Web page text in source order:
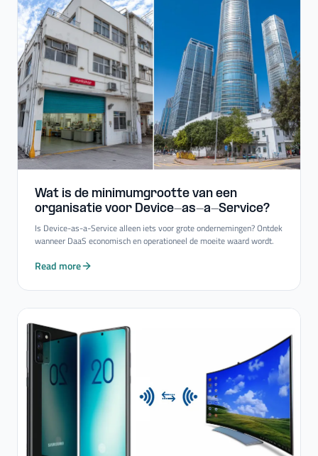
Wat is de minimumgrootte van een
organisatie voor Device-​as-​a-​Service?
Is Device-as-a-Service alleen iets voor grote ondernemingen? Ontdek
wanneer DaaS economisch en operationeel de moeite waard wordt.
Read more